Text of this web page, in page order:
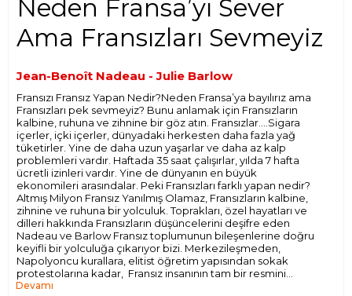
Neden Fransa’yı Sever
Ama Fransızları Sevmeyiz
Jean-Benoît Nadeau - Julie Barlow
Fransızı Fransız Yapan Nedir?Neden Fransa’ya bayılırız ama
Fransızları pek sevmeyiz? Bunu anlamak için Fransızların
kalbine, ruhuna ve zihnine bir göz atın. Fransızlar….Sigara
içerler, içki içerler, dünyadaki herkesten daha fazla yağ
tüketirler. Yine de daha uzun yaşarlar ve daha az kalp
problemleri vardır. Haftada 35 saat çalışırlar, yılda 7 hafta
ücretli izinleri vardır. Yine de dünyanın en büyük
ekonomileri arasındalar. Peki Fransızları farklı yapan nedir?
Altmış Milyon Fransız Yanılmış Olamaz, Fransızların kalbine,
zihnine ve ruhuna bir yolculuk. Toprakları, özel hayatları ve
dilleri hakkında Fransızların düşüncelerini deşifre eden
Nadeau ve Barlow Fransız toplumunun bileşenlerine doğru
keyifli bir yolculuğa çıkarıyor bizi. Merkezileşmeden,
Napolyoncu kurallara, elitist öğretim yapısından sokak
protestolarına kadar, Fransız insanının tam bir resmini
göreceksiniz.
Devamı